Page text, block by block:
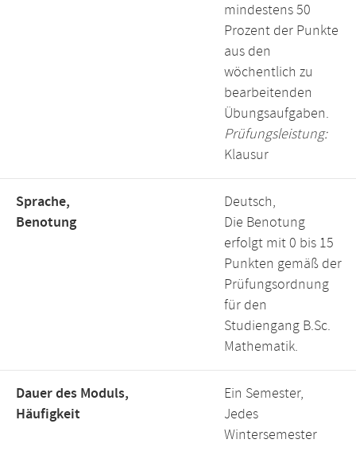
mindestens 50
Prozent der Punkte
aus den
wöchentlich zu
bearbeitenden
Übungsaufgaben.
Prüfungsleistung:
Klausur
Sprache,
Benotung
Deutsch,
Die Benotung
erfolgt mit 0 bis 15
Punkten gemäß der
Prüfungsordnung
für den
Studiengang B.Sc.
Mathematik.
Dauer des Moduls,
Häufigkeit
Ein Semester,
Jedes
Wintersemester